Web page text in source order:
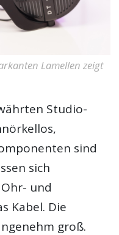
Lamellen zeigt
Studio-
sind
sich
und
Kabel. Die
groß.